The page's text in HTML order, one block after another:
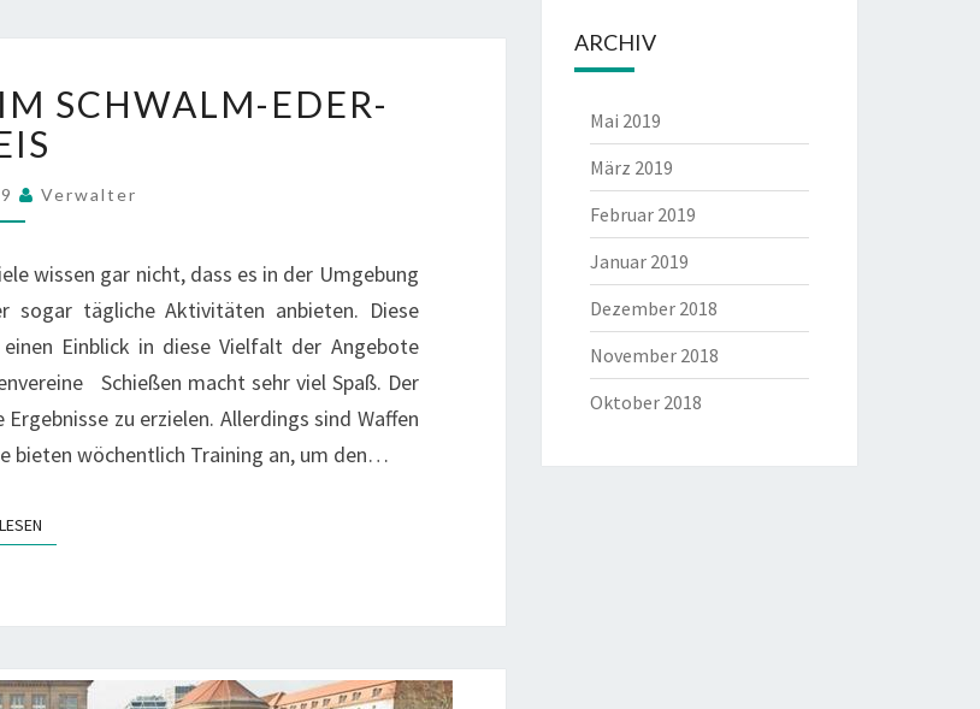
A
SCHWALM-EDER-
Verwalter
wissen gar nicht, dass es in der Umgebung
sogar tägliche Aktivitäten anbieten. Diese
Einblick in diese Vielfalt der Angebote
Schießen macht sehr viel Spaß. Der
zu erzielen. Allerdings sind Waffen
bieten wöchentlich Training an, um den…
ARCHIV
Mai 2019
März 2019
Februar 2019
Januar 2019
Dezember 2018
November 2018
Oktober 2018